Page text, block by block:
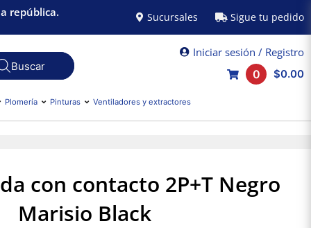
república. Sucursales Sigue tu pedido
Iniciar sesión / Registro
0
$0.00
Plomería Pinturas Ventiladores y extractores
con contacto 2P+T Negro
Marisio Black